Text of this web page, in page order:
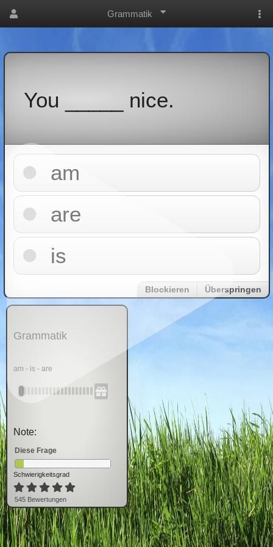
Grammatik
You _____ nice.
am
are
is
Blockieren Überspringen
Grammatik
am - is - are
Note:
Diese Frage
Schwierigkeitsgrad
545 Bewertungen